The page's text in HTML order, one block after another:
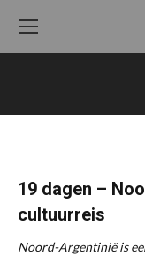
19 dagen –
cultuurreis
Noord-Argentinië is